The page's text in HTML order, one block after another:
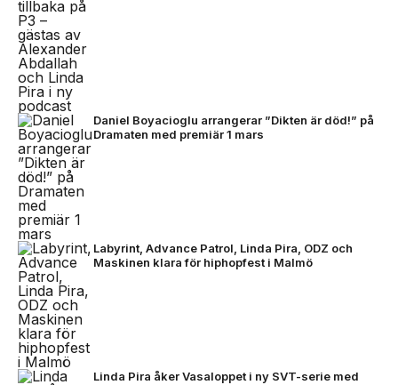
Daniel Boyacioglu arrangerar ”Dikten är död!” på
Dramaten med premiär 1 mars
Labyrint, Advance Patrol, Linda Pira, ODZ och
Maskinen klara för hiphopfest i Malmö
Linda Pira åker Vasaloppet i ny SVT-serie med